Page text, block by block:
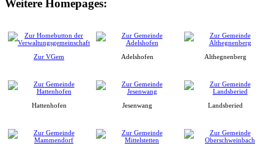
Weitere Homepages:
Zur VGem Adelshofen Althegnenberg
Hattenhofen Jesenwang Landsberied